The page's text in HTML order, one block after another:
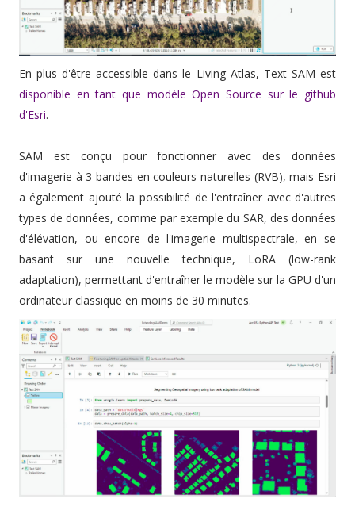
En plus d'être accessible dans le Living Atlas, Text SAM est
disponible en tant que modèle Open Source sur le github
d'Esri.
SAM est conçu pour fonctionner avec des données
d'imagerie à 3 bandes en couleurs naturelles (RVB), mais Esri
a également ajouté la possibilité de l'entraîner avec d'autres
types de données, comme par exemple du SAR, des données
d'élévation, ou encore de l'imagerie multispectrale, en se
basant sur une nouvelle technique, LoRA (low-rank
adaptation), permettant d'entraîner le modèle sur la GPU d'un
ordinateur classique en moins de 30 minutes.